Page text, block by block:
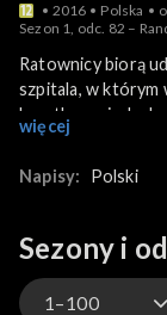
2016 Polska
Sezon 1, odc. 82 –
Ratownicy biorą
szpitala, w którym
karetka ma jednak
o kierownicę i
ratowniczka jest w
więcej
Napisy: Polski
Sezony i
1–100